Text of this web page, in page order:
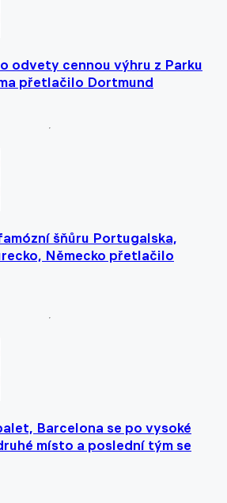
odvety cennou výhru z Parku
přetlačilo Dortmund
šňůru Portugalska,
Německo přetlačilo
Barcelona se po vysoké
místo a poslední tým se